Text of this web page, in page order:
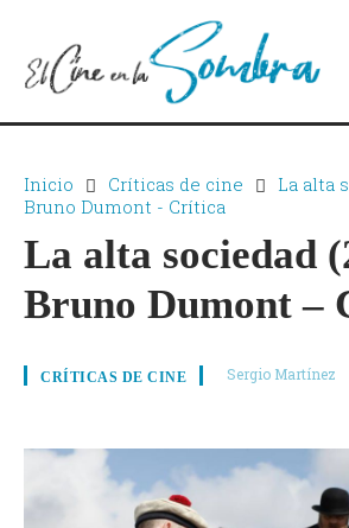
Inicio Críticas de cine
La alta
Bruno Dumont - Crítica
La alta sociedad
Bruno Dumont –
CRÍTICAS DE CINE Sergio Martínez